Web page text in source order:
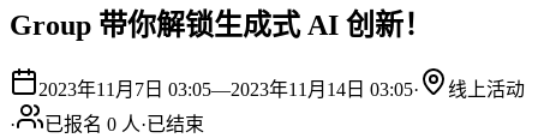
Group 带你解锁生成式 AI 创新！
2023年11月7日 03:05—2023年11月14日 03:05·
线上活动
·
已报名 0 人·已结束